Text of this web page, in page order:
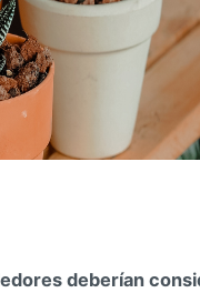
deberían